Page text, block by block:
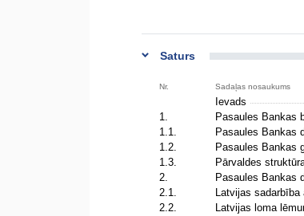
Saturs
Nr. Sadaļas nosaukums
Ievads
1.
Pasaules Bankas
1.1.
Pasaules Bankas
1.2.
Pasaules Bankas
1.3.
Pārvaldes
2.
Pasaules Bankas
2.1.
Latvijas
2.2.
Latvijas loma